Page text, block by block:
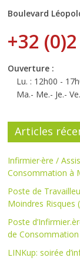
Boulevard
+32
Ouverture :
Lu. : 12h00 -
Ma.- Me.- Je.-
Articles
Infirmier·ère /
Consommation à
Poste de
Moindres Risques
Poste
de Consommation
LINKup: soirée